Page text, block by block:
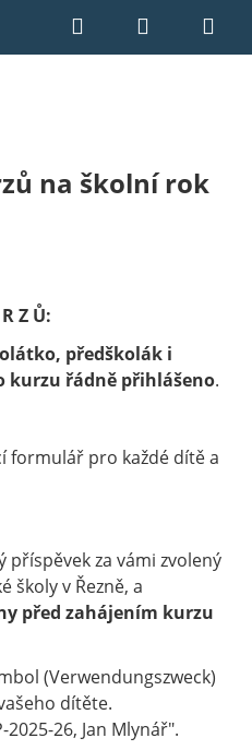
na školní rok
Z Ů:
předškolák i
kurzu řádně přihlášeno.
formulář pro každé dítě a
příspěvek za vámi zvolený
školy v Řezně, a
před zahájením kurzu
(Verwendungszweck)
dítěte.
26, Jan Mlynář".